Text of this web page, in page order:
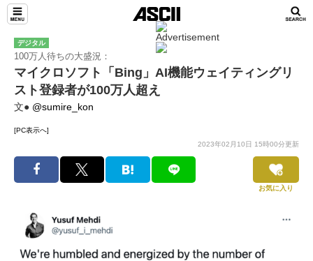
デジタル
100万人待ちの大盛況：
マイクロソフト「Bing」AI機能ウェイティングリ
スト登録者が100万人超え
文● @sumire_kon
[PC表示へ]
2023年02月10日 15時00分更新
お気に入り